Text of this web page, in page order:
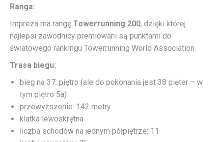
Ranga:
Impreza ma rangę Towerrunning 200, dzięki której
najlepsi zawodnicy premiowani są punktami do
światowego rankingu Towerrunning World Association.
Trasa biegu:
bieg na 37. piętro (ale do pokonania jest 38 pięter – w
tym piętro 5a)
przewyższenie: 142 metry
klatka lewoskrętna
liczba schodów na jednym półpiętrze: 11